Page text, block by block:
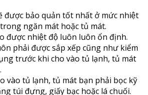
được bảo quản tốt nhất ở mức nhiệt
trong ngăn mát hoặc tủ mát.
được nhiệt độ luôn luôn ổn định.
phải được sắp xếp cũng như kiểm
trước khi cho vào tủ lạnh, tủ mát
vào tủ lạnh, tủ mát bạn phải bọc kỹ
túi đựng, giấy bạc hoặc lá chuối.